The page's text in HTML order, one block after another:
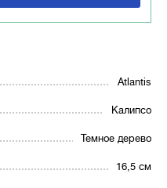
Atlantis
Калипсо
Темное дерево
16,5 см